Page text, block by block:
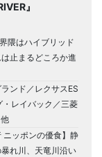
』
隈はハイブリッド
止まるどころか進
ンド／レクサスES
・レイバック／三菱
ニッポンの優食】静
れ川、天竜川沿い